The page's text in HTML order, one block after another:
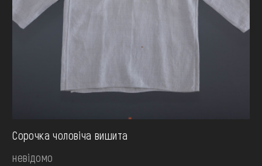
Сорочка чоловіча вишита
невідомо